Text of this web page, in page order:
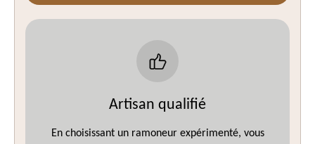
Artisan qualifié
En choisissant un ramoneur expérimenté, vous